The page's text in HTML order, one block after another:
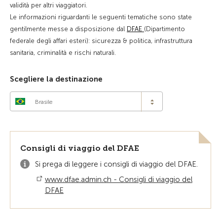
validità per altri viaggiatori.
Le informazioni riguardanti le seguenti tematiche sono state
gentilmente messe a disposizione dal DFAE (Dipartimento
federale degli affari esteri): sicurezza & politica, infrastruttura
sanitaria, criminalità e rischi naturali.
Scegliere la destinazione
Brasile
Consigli di viaggio del DFAE
Si prega di leggere i consigli di viaggio del DFAE.
www.dfae.admin.ch - Consigli di viaggio del
DFAE